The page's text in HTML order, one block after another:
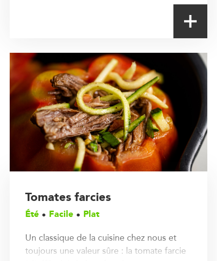
Tomates farcies
Été Facile Plat
Un classique de la cuisine chez nous et
toujours une valeur sûre : la tomate farcie